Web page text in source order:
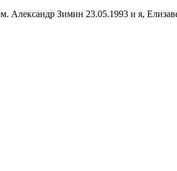
Александр Зимин 23.05.1993 и я,